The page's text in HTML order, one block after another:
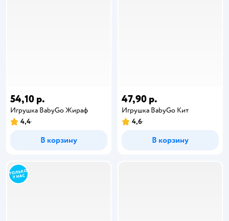
54,10 р.
Игрушка BabyGo Жираф
4,4
В корзину
47,90 р.
Игрушка BabyGo Кит
4,6
В корзину